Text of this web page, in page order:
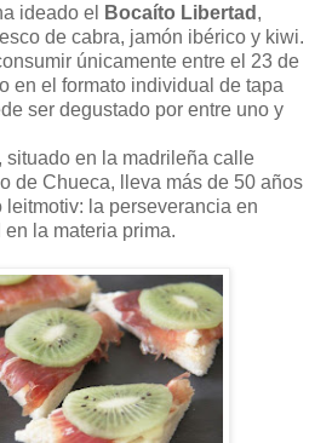
ideado el
Bocaíto Libertad ,
de cabra, jamón ibérico y kiwi.
únicamente entre el 23 de
en el formato individual de tapa
ser degustado por entre uno y
, situado en la madrileña calle
de Chueca, lleva más de 50 años
la perseverancia en
la materia prima.